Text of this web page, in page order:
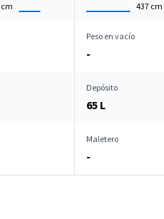
cm 437 cm
Peso en vacío
-
Depósito
65 L
Maletero
-